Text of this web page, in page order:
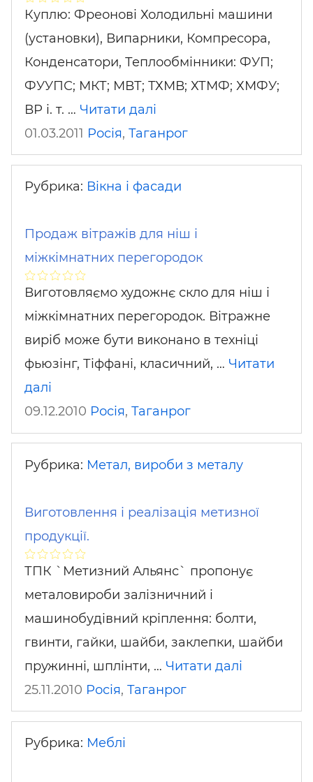
Куплю: Фреонові Холодильні машини
(установки), Випарники, Компресора,
Конденсатори, Теплообмінники: ФУП;
ФУУПС; МКТ; МВТ; ТХМВ; ХТМФ; ХМФУ;
ВР і. т. … Читати далі
01.03.2011 Росія, Таганрог
Рубрика: Вікна і фасади
Продаж вітражів для ніш і
міжкімнатних перегородок
Виготовляємо художнє скло для ніш і
міжкімнатних перегородок. Вітражне
виріб може бути виконано в техніці
фьюзінг, Тіффані, класичний, … Читати
далі
09.12.2010 Росія, Таганрог
Рубрика: Метал, вироби з металу
Виготовлення і реалізація метизної
продукції.
ТПК `Метизний Альянс` пропонує
металовироби залізничний і
машинобудівний кріплення: болти,
гвинти, гайки, шайби, заклепки, шайби
пружинні, шплінти, … Читати далі
25.11.2010 Росія, Таганрог
Рубрика: Меблі